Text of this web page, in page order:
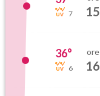
7 15
36°
6
ore
16